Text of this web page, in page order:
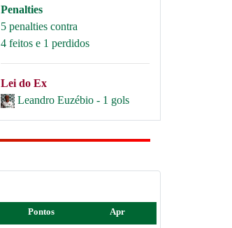
Penalties
5 penalties contra
4 feitos e 1 perdidos
Lei do Ex
Leandro Euzébio - 1 gols
Pontos Apr